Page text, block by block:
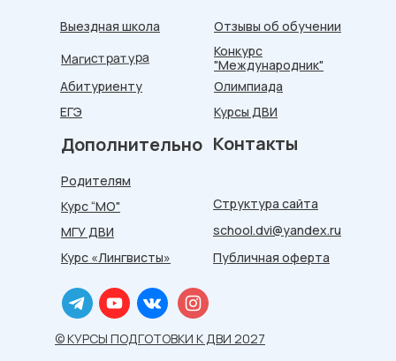
Курс «Лингвисты»
Выездная школа
МГУ ДВИ
Магистратура
ЕГЭ
Абитуриенту
Родителям
Дополнительно Контакты
Структура сайта
school.dvi@yandex.ru
Публичная оферта
Курс “МО"
Курсы ДВИ
Олимпиада
Отзывы об обучении
Конкурс
"Международник"
© КУРСЫ ПОДГОТОВКИ К ДВИ 2027